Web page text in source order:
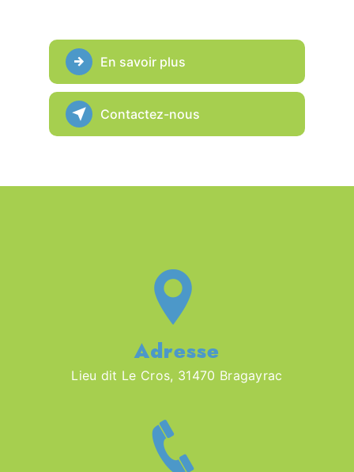
En savoir plus
Contactez-nous
Adresse
Lieu dit Le Cros, 31470 Bragayrac